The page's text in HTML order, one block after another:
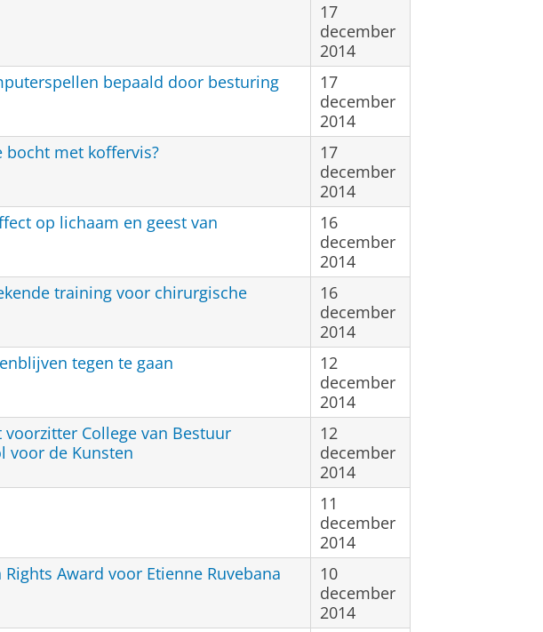
17
december
2014
bepaald door besturing
17
december
2014
met koffervis?
17
december
2014
op lichaam en geest van
16
december
2014
training voor chirurgische
16
december
2014
tegen te gaan
12
december
2014
College van Bestuur
voor de Kunsten
12
december
2014
11
december
2014
Award voor Etienne Ruvebana
10
december
2014